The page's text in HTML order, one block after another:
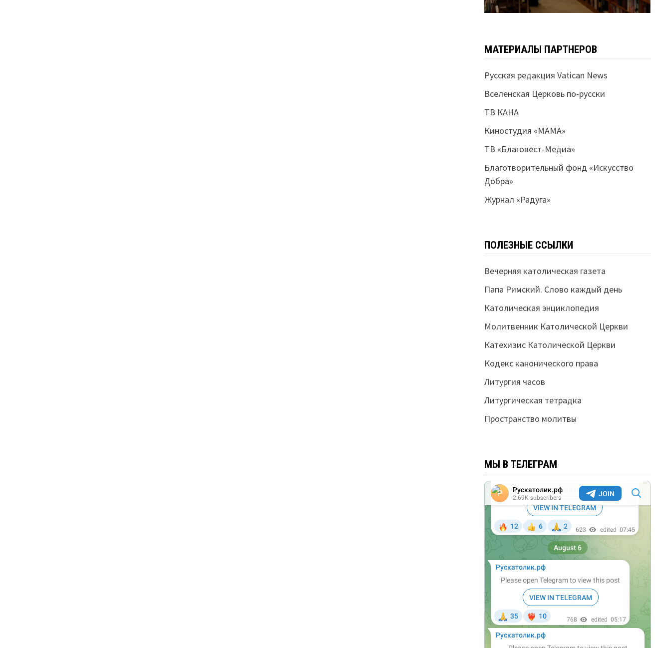
МАТЕРИАЛЫ ПАРТНЕРОВ
Русская редакция Vatican News
Вселенская Церковь по-русски
ТВ КАНА
Киностудия «МАМА»
ТВ «Благовест-Медиа»
Благотворительный фонд «Искусство
Добра»
Журнал «Радуга»
ПОЛЕЗНЫЕ ССЫЛКИ
Вечерняя католическая газета
Папа Римский. Слово каждый день
Католическая энциклопедия
Молитвенник Католической Церкви
Катехизис Католической Церкви
Кодекс канонического права
Литургия часов
Литургическая тетрадка
Пространство молитвы
МЫ В ТЕЛЕГРАМ